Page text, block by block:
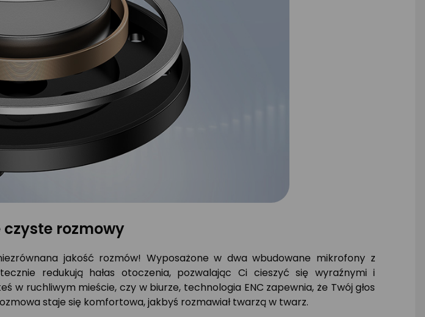
rozmowy
jakość rozmów! Wyposażone w dwa wbudowane mikrofony z
redukują hałas otoczenia, pozwalając Ci cieszyć się wyraźnymi i
w ruchliwym mieście, czy w biurze, technologia ENC zapewnia, że Twój głos
staje się komfortowa, jakbyś rozmawiał twarzą w twarz.